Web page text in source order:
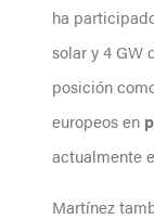
ha
solar y 4 GW
posición
europeos en
actualmente
Martínez